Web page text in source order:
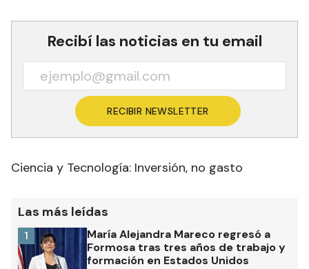
Recibí las noticias en tu email
RECIBIR NEWSLETTER
Ciencia y Tecnología: Inversión, no gasto
Las más leídas
María Alejandra Mareco regresó a
Formosa tras tres años de trabajo y
formación en Estados Unidos
1